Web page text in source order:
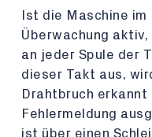
Ist die Maschine
Überwachung
an jeder Spule der
dieser Takt aus,
Drahtbruch erkannt
Fehlermeldung
ist über einen